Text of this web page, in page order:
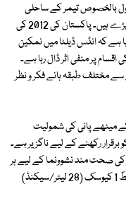
بالخصوص تیمر کے ساحلی
جنگلات، بعض اقسام کی مچھلیوں اور سندھ ڈیلٹا پر پڑے ہیں۔ پاکستان کی 2012 کی
ہے کہ انڈس ڈیلٹا میں نمکین
اقسام پر منفی اثر ڈال رہا ہے۔
مختلف طبقہ ہائے فکر و نظر
میٹھے پانی کی شمولیت
برقرار رکھنے کے لیے ناگزیر ہے۔
کی صحت مند نشوونما کے لیے ہر
40 ہیکٹر (100 ایکڑ) رقبے کے لیے میٹھے پانی کا اوسطً 1 کیوسک (28 لیٹر/سیکنڈ)